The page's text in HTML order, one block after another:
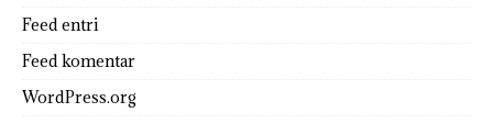
Feed entri
Feed komentar
WordPress.org